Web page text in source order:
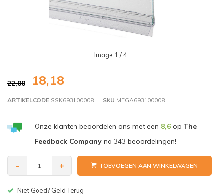
Image 1 / 4
22,00 18,18
ARTIKELCODE SSK693100008 SKU MEGA693100008
Onze klanten beoordelen ons met een 8,6op The
Feedback Companyna 343 beoordelingen!
- + TOEVOEGEN AAN WINKELWAGEN
Gratis bezorgen v.a. € 150,-(NL)